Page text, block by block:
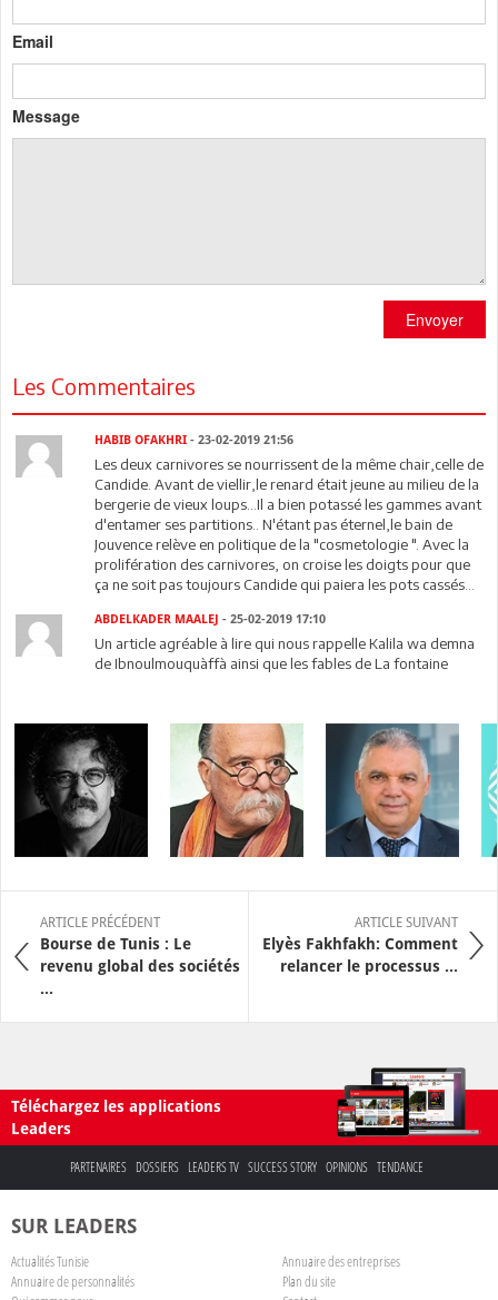
Email
Message
Envoyer
Les Commentaires
HABIB OFAKHRI - 23-02-2019 21:56
Les deux carnivores se nourrissent de la même chair,celle de
Candide. Avant de viellir,le renard était jeune au milieu de la
bergerie de vieux loups...Il a bien potassé les gammes avant
d'entamer ses partitions.. N'étant pas éternel,le bain de
Jouvence relève en politique de la "cosmetologie ". Avec la
prolifération des carnivores, on croise les doigts pour que
ça ne soit pas toujours Candide qui paiera les pots cassés...
ABDELKADER MAALEJ - 25-02-2019 17:10
Un article agréable à lire qui nous rappelle Kalila wa demna
de Ibnoulmouquàffà ainsi que les fables de La fontaine
ARTICLE PRÉCÉDENT
Bourse de Tunis : Le
revenu global des sociétés
...
ARTICLE SUIVANT
Elyès Fakhfakh: Comment
relancer le processus ...
Téléchargez les applications
Leaders
PARTENAIRES DOSSIERS LEADERS TV SUCCESS STORY OPINIONS TENDANCE
SUR LEADERS
Actualités Tunisie
Annuaire des entreprises
Annuaire de personnalités
Plan du site